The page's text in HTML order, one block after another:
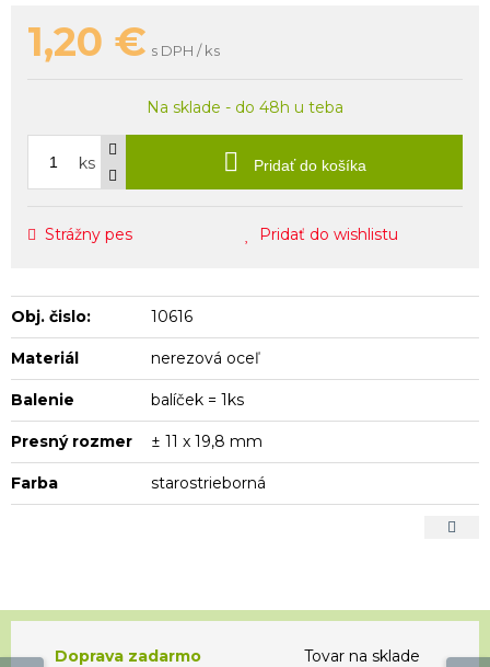
1,20 € s DPH / ks
Na sklade - do 48h u teba
ks Pridať do košíka
Strážny pes Pridať do wishlistu
Obj. čislo: 10616
Materiál nerezová oceľ
Balenie balíček = 1ks
Presný rozmer ± 11 x 19,8 mm
Farba starostrieborná
Doprava zadarmo
Tovar na sklade